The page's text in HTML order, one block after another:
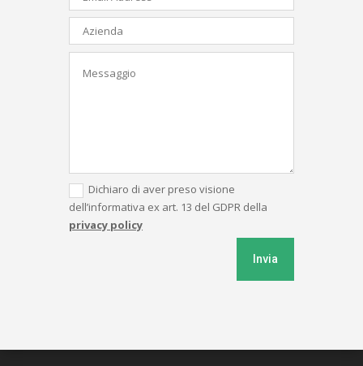
Dichiaro di aver preso visione
dell’informativa ex art. 13 del GDPR della
privacy policy
Invia